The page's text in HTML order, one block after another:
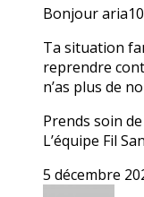
Bonjour
Ta situation
reprendre
n’as plus de
Prends soin
L’équipe Fil
5 décembre